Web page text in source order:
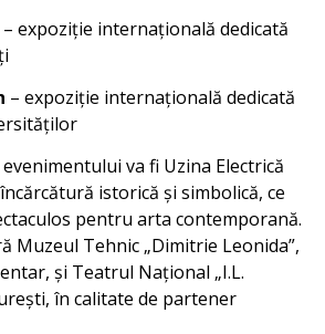
– expoziție internațională dedicată
– expoziție internațională dedicată
va fi Uzina Electrică
istorică și simbolică, ce
pentru arta contemporană.
Muzeul Tehnic „Dimitrie Leonida”,
și Teatrul Național „I.L.
în calitate de partener